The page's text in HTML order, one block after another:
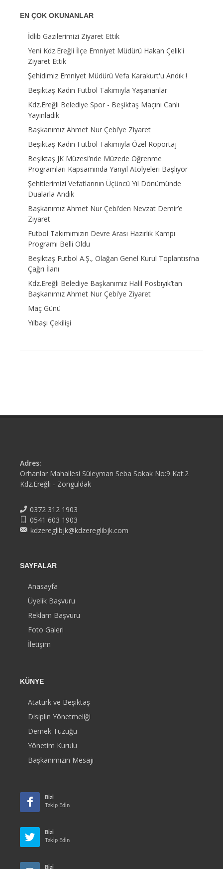
EN ÇOK OKUNANLAR
İdlib Gazilerimizi Ziyaret Ettik
Yeni Kdz.Ereğli İlçe Emniyet Müdürü Hakan Çelik'i
Ziyaret Ettik
Şehidimiz Emniyet Müdürü Vefa Karakurt'u Andık !
Beşiktaş Kadın Futbol Takımıyla Yaşananlar
Kdz.Ereğli Belediye Spor - Beşiktaş Maçını Canlı
Yayınladık
Başkanımız Ahmet Nur Çebi’ye Ziyaret
Beşiktaş Kadın Futbol Takımıyla Özel Röportaj
Beşiktaş JK Müzesi’nde Müzede Öğrenme
Programları Kapsamında Yarıyıl Atölyeleri Başlıyor
Şehitlerimizi Vefatlarının Üçüncü Yıl Dönümünde
Dualarla Andık
Başkanımız Ahmet Nur Çebi’den Nevzat Demir’e
Ziyaret
Futbol Takımımızın Devre Arası Hazırlık Kampı
Programı Belli Oldu
Beşiktaş Futbol A.Ş., Olağan Genel Kurul Toplantısı’na
Çağrı İlanı
Kdz.Ereğli Belediye Başkanımız Halil Posbıyık’tan
Başkanımız Ahmet Nur Çebi’ye Ziyaret
Maç Günü
Yılbaşı Çekilişi
Adres:
Orhanlar Mahallesi Süleyman Seba Sokak No:9 Kat:2
Kdz.Ereğli - Zonguldak
0372 312 1903
0541 603 1903
kdzereglibjk@kdzereglibjk.com
SAYFALAR
Anasayfa
Üyelik Başvuru
Reklam Başvuru
Foto Galeri
İletişim
KÜNYE
Atatürk ve Beşiktaş
Disiplin Yönetmeliği
Dernek Tüzüğü
Yönetim Kurulu
Başkanımızın Mesajı
Bizi
Takip Edin
Bizi
Takip Edin
Bizi